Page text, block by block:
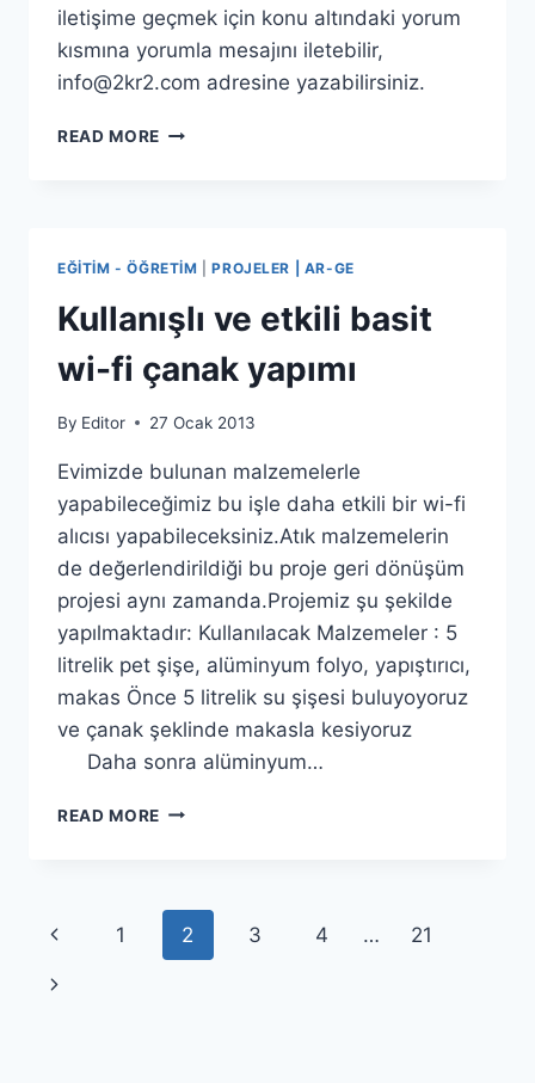
iletişime geçmek için konu altındaki yorum
kısmına yorumla mesajını iletebilir,
info@2kr2.com adresine yazabilirsiniz.
READ MORE YAZARLIK
EĞITIM - ÖĞRETIM |PROJELER | AR-GE
Kullanışlı ve etkili basit
wi-fi çanak yapımı
By Editor 27 Ocak 2013
Evimizde bulunan malzemelerle
yapabileceğimiz bu işle daha etkili bir wi-fi
alıcısı yapabileceksiniz.Atık malzemelerin
de değerlendirildiği bu proje geri dönüşüm
projesi aynı zamanda.Projemiz şu şekilde
yapılmaktadır: Kullanılacak Malzemeler : 5
litrelik pet şişe, alüminyum folyo, yapıştırıcı,
makas Önce 5 litrelik su şişesi buluyoyoruz
ve çanak şeklinde makasla kesiyoruz
Daha sonra alüminyum…
READ MORE KULLANIŞLI
WI-
ÇANAK
Page
navigation
Previous
Page
1 2 3 4 … 21
Next